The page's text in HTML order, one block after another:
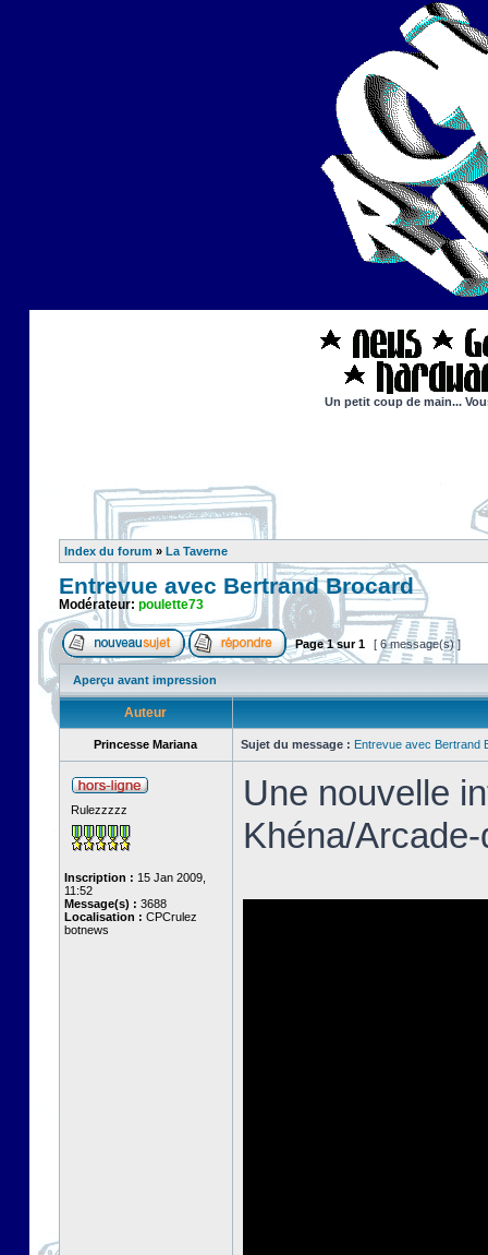
Un petit coup de main...
Index du forum » La Taverne
Entrevue avec Bertrand Brocard
Modérateur: poulette73
Page1sur1 [ 6 message(s) ]
Aperçu avant impression
Auteur
Princesse Mariana Sujet du message : Entrevue avec Bertrand
Rulezzzzz
Inscription : 15 Jan 2009,
11:52
Message(s) : 3688
Localisation : CPCrulez
botnews
Une nouvelle
Khéna/